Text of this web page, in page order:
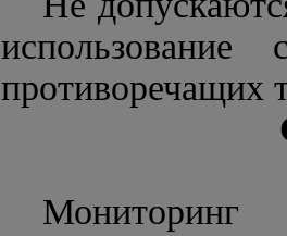
использование
противоречащих
Мониторинг